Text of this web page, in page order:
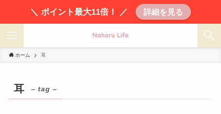
＼ ポイント最大11倍！ ／ 詳細を見る
ホーム 耳
耳 – tag –